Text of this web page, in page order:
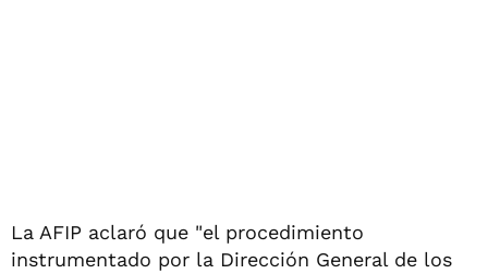
La AFIP aclaró que "el procedimiento
instrumentado por la Dirección General de los